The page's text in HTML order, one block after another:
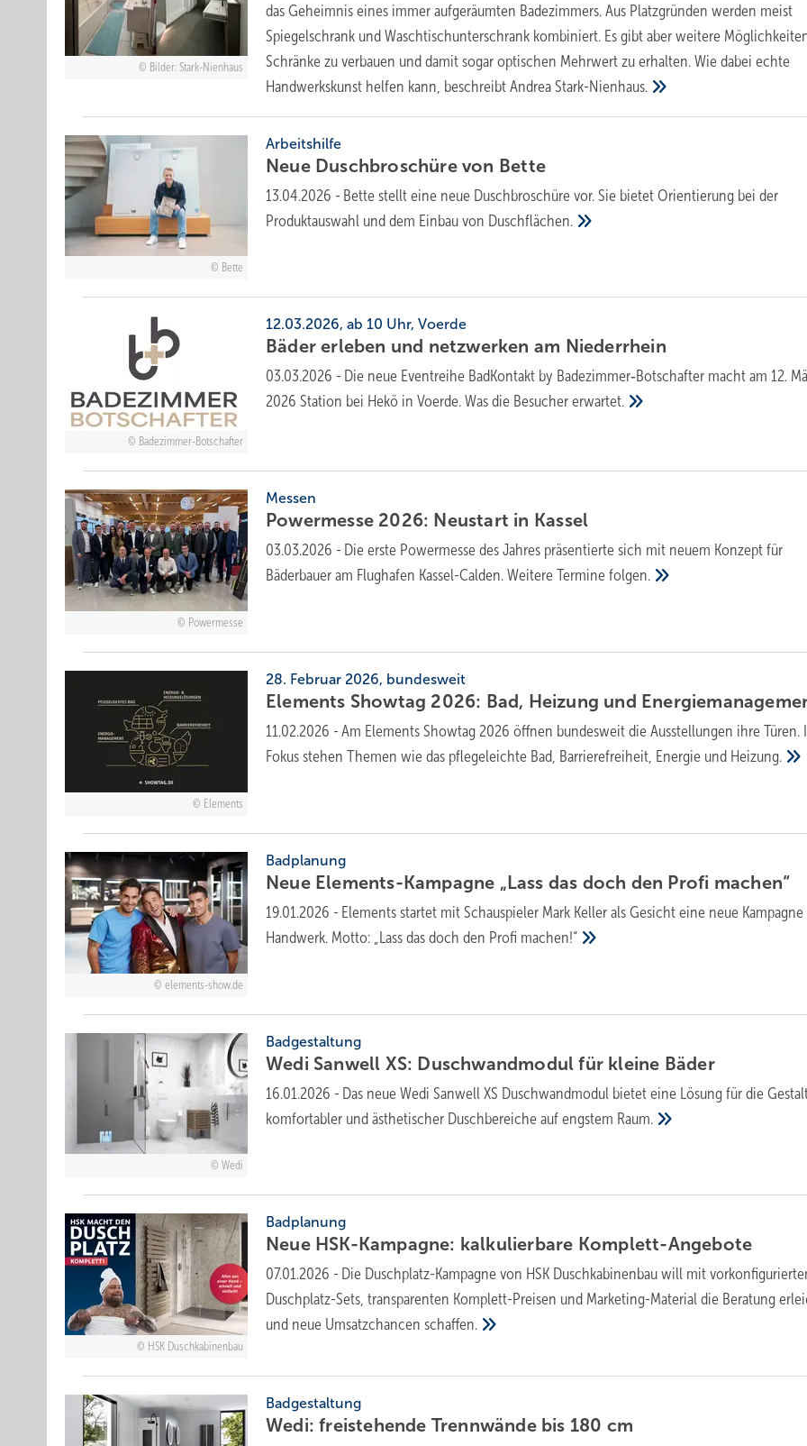
Bilder: Stark-Nienhaus
das Geheimnis eines immer aufgeräumten Badezimmers. Aus Platzgründen werden meist
Spiegelschrank und Waschtischunterschrank kombiniert. Es gibt aber weitere
Schränke zu verbauen und damit sogar optischen Mehrwert zu erhalten. Wie dabei echte
Handwerkskunst helfen kann, beschreibt AndreaStark-Nienhaus.
Bette
Arbeitshilfe
Neue Dusch­bro­schü­re von Bette
13.04.2026 - Bette stellt eine neue Duschbroschüre vor. Sie bietet Orientierung bei der
Produktauswahl und dem Einbau von Duschflächen.
Badezimmer-Botschafter
12.03.2026, ab 10 Uhr, Voerde
Bäder erleben und netzwerken am Niederrhein
03.03.2026 - Die neue Eventreihe BadKontakt by Badezimmer‑Botschafter macht am 12.
2026 Station bei Hekö in Voerde. Was die Besuchererwartet.
Powermesse
Messen
Powermesse 2026: Neustart in Kassel
03.03.2026 - Die erste Powermesse des Jahres präsentierte sich mit neuem Konzept für
Bäderbauer am Flughafen Kassel-Calden. Weitere Terminefolgen.
Elements
28. Februar 2026, bundesweit
Elements Showtag 2026: Bad, Hei­zung und
11.02.2026 - Am Elements Showtag 2026 öffnen bundesweit die Ausstellungen ihre Türen.
Fokus stehen Themen wie das pflegeleichte Bad, Barrierefreiheit, Energie und Heizung.
elements-show.de
Badplanung
Neue Elements-Kampagne „Lass das doch den Profi machen“
19.01.2026 - Elements startet mit Schau­spie­ler Mark Keller als Gesicht eine neue Kampagne
Hand­werk. Motto: „Lass das doch den Profi machen!“
Wedi
Badgestaltung
Wedi Sanwell XS: Dusch­wand­mo­dul für klei­ne Bä­der
16.01.2026 - Das neue Wedi Sanwell XS Duschwandmodul bietet eine Lösung für die
komfortabler und ästhetischer Duschbereiche auf engstem Raum.
HSK Duschkabinenbau
Badplanung
Neue HSK-Kampagne: kalkulierbare Kom­plett­-An­ge­bo­te
07.01.2026 - Die Duschplatz-Kampagne von HSK Duschkabinenbau will mit
Duschplatz-Sets, transparenten Komplett-Preisen und Marketing-Material die Beratung
und neue Umsatzchancenschaffen.
Badgestaltung
Wedi: frei­ste­hen­de Trenn­wän­de bis 180 cm